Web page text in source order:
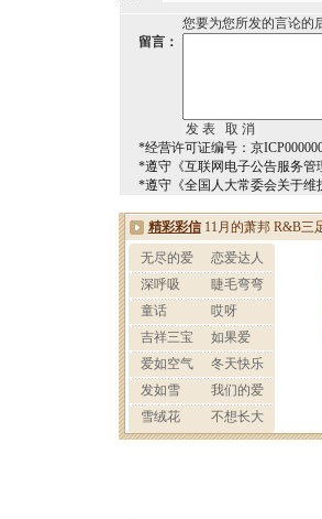
您要为您所发的言论的
留言：
*经营许可证编号：京
*遵守《互联网电子公告服务管
*遵守《全国人大常委会关于维